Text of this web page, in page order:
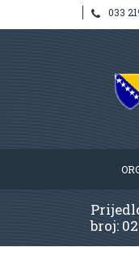
033
broj: